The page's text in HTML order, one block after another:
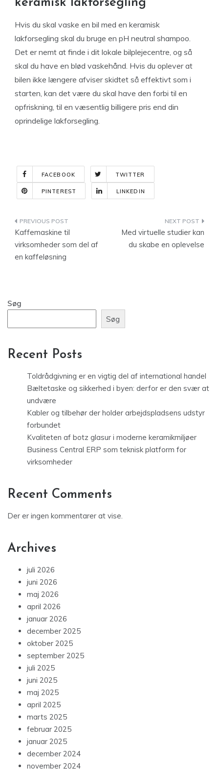
keramisk lakforsegling
Hvis du skal vaske en bil med en keramisk
lakforsegling skal du bruge en pH neutral shampoo.
Det er nemt at finde i dit lokale bilplejecentre, og så
skal du have en blød vaskehånd. Hvis du oplever at
bilen ikke længere afviser skidtet så effektivt som i
starten, kan det være du skal have den forbi til en
opfriskning, til en væsentlig billigere pris end din
oprindelige lakforsegling.
FACEBOOK TWITTER
PINTEREST LINKEDIN
Indlægsnavigation
Kaffemaskine til
virksomheder som del af
en kaffeløsning
Med virtuelle studier kan
du skabe en oplevelse
Søg
Søg
Recent Posts
Toldrådgivning er en vigtig del af international handel
Bæltetaske og sikkerhed i byen: derfor er den svær at
undvære
Kabler og tilbehør der holder arbejdspladsens udstyr
forbundet
Kvaliteten af botz glasur i moderne keramikmiljøer
Business Central ERP som teknisk platform for
virksomheder
Recent Comments
Der er ingen kommentarer at vise.
Archives
juli 2026
juni 2026
maj 2026
april 2026
januar 2026
december 2025
oktober 2025
september 2025
juli 2025
juni 2025
maj 2025
april 2025
marts 2025
februar 2025
januar 2025
december 2024
november 2024